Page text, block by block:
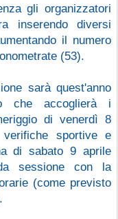
gli organizzatori
inserendo diversi
il numero
(53).
sarà quest'anno
che accoglierà i
di venerdì 8
sportive e
di sabato 9 aprile
sessione con la
(come previsto